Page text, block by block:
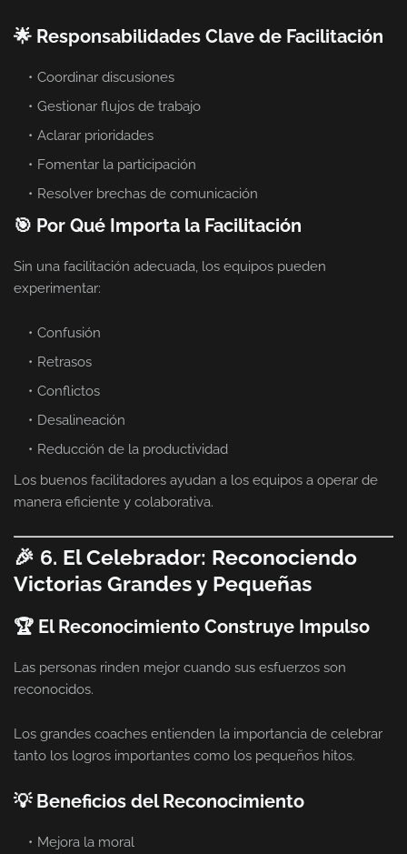
🌟 Responsabilidades Clave de Facilitación
Coordinar discusiones
Gestionar flujos de trabajo
Aclarar prioridades
Fomentar la participación
Resolver brechas de comunicación
🎯 Por Qué Importa la Facilitación
Sin una facilitación adecuada, los equipos pueden
experimentar:
Confusión
Retrasos
Conflictos
Desalineación
Reducción de la productividad
Los buenos facilitadores ayudan a los equipos a operar de
manera eficiente y colaborativa.
🎉 6. El Celebrador: Reconociendo
Victorias Grandes y Pequeñas
🏆 El Reconocimiento Construye Impulso
Las personas rinden mejor cuando sus esfuerzos son
reconocidos.
Los grandes coaches entienden la importancia de celebrar
tanto los logros importantes como los pequeños hitos.
💡 Beneficios del Reconocimiento
Mejora la moral